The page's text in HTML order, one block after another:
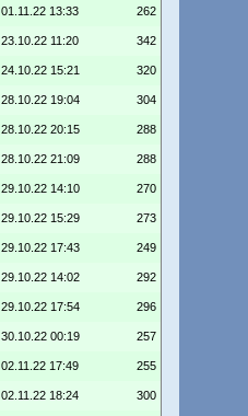
01.11.22 13:33 262
23.10.22 11:20 342
24.10.22 15:21 320
28.10.22 19:04 304
28.10.22 20:15 288
28.10.22 21:09 288
29.10.22 14:10 270
29.10.22 15:29 273
29.10.22 17:43 249
29.10.22 14:02 292
29.10.22 17:54 296
30.10.22 00:19 257
02.11.22 17:49 255
02.11.22 18:24 300